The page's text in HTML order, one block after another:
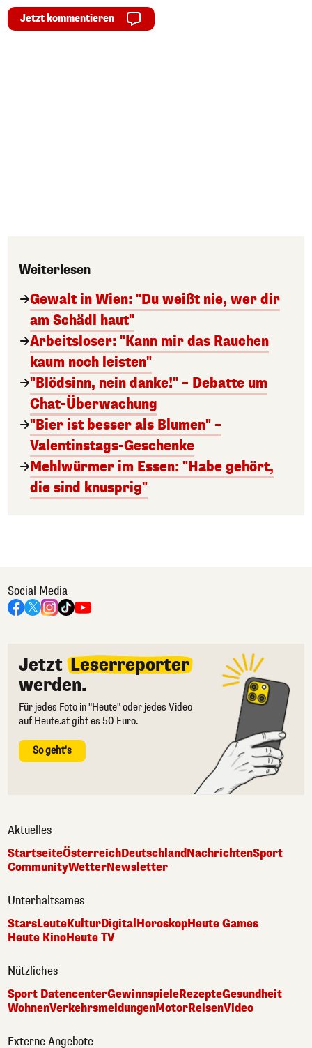
Jetzt kommentieren
Weiterlesen
Gewalt in Wien: "Du weißt nie, wer dir
am Schädl haut"
Arbeitsloser: "Kann mir das Rauchen
kaum noch leisten"
"Blödsinn, nein danke!" – Debatte um
Chat-Überwachung
"Bier ist besser als Blumen" –
Valentinstags-Geschenke
Mehlwürmer im Essen: "Habe gehört,
die sind knusprig"
Social Media
Jetzt Leserreporter
werden.
Für jedes Foto in "Heute" oder jedes Video
auf Heute.at gibt es 50 Euro.
So geht's
Aktuelles
StartseiteÖsterreichDeutschlandNachrichtenSport
CommunityWetterNewsletter
Unterhaltsames
StarsLeuteKulturDigital HoroskopHeute Games
Heute KinoHeute TV
Nützliches
Sport DatencenterGewinnspieleRezepteGesundheit
WohnenVerkehrsmeldungenMotorReisenVideo
Externe Angebote